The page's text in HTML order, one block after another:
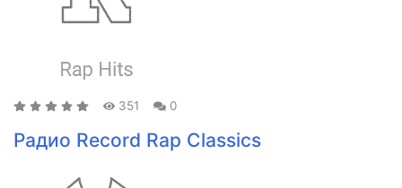
351 0
Радио Record Rap Classics